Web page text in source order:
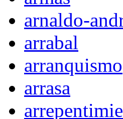
arnaldo-
arrabal
arranquismo
arrasa